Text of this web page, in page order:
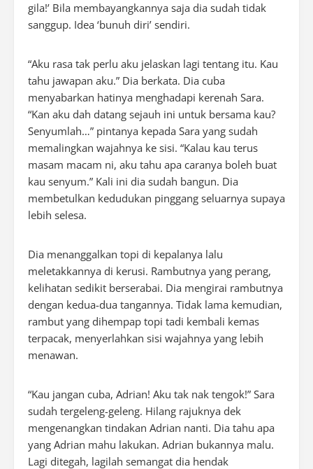
gila!’ Bila membayangkannya saja dia sudah tidak
sanggup. Idea ‘bunuh diri’ sendiri.
“Aku rasa tak perlu aku jelaskan lagi tentang itu. Kau
tahu jawapan aku.” Dia berkata. Dia cuba
menyabarkan hatinya menghadapi kerenah Sara.
“Kan aku dah datang sejauh ini untuk bersama kau?
Senyumlah…” pintanya kepada Sara yang sudah
memalingkan wajahnya ke sisi. “Kalau kau terus
masam macam ni, aku tahu apa caranya boleh buat
kau senyum.” Kali ini dia sudah bangun. Dia
membetulkan kedudukan pinggang seluarnya supaya
lebih selesa.
Dia menanggalkan topi di kepalanya lalu
meletakkannya di kerusi. Rambutnya yang perang,
kelihatan sedikit berserabai. Dia mengirai rambutnya
dengan kedua-dua tangannya. Tidak lama kemudian,
rambut yang dihempap topi tadi kembali kemas
terpacak, menyerlahkan sisi wajahnya yang lebih
menawan.
“Kau jangan cuba, Adrian! Aku tak nak tengok!” Sara
sudah tergeleng-geleng. Hilang rajuknya dek
mengenangkan tindakan Adrian nanti. Dia tahu apa
yang Adrian mahu lakukan. Adrian bukannya malu.
Lagi ditegah, lagilah semangat dia hendak